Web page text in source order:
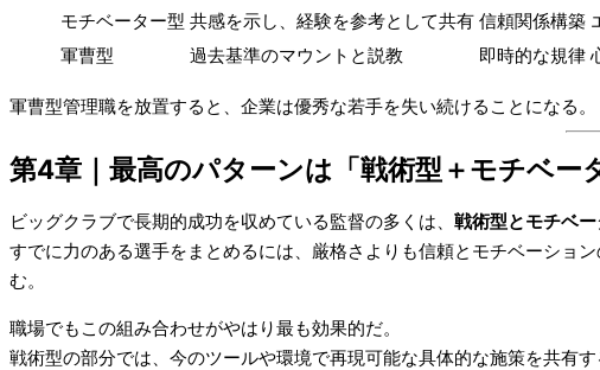
モチベーター型 共感を示し、経験を参考として共有 信頼関係構築
軍曹型
過去基準のマウントと説教 即時的な規律
軍曹型管理職を放置すると、企業は優秀な若手を失い続けることになる。
第4章｜最高のパターンは「戦術型＋モチベー
ビッグクラブで長期的成功を収めている監督の多くは、 戦術型とモチベ
すでに力のある選手をまとめるには、厳格さよりも信頼とモチベーショ
む。
職場でもこの組み合わせがやはり最も効果的だ。
戦術型の部分では、今のツールや環境で再現可能な具体的な施策を共有す